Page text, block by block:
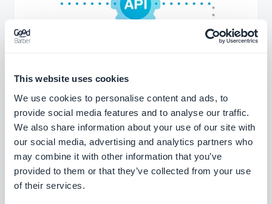
This website uses cookies
We use cookies to personalise content and ads, to
provide social media features and to analyse our traffic.
We also share information about your use of our site with
our social media, advertising and analytics partners who
may combine it with other information that you’ve
provided to them or that they’ve collected from your use
of their services.